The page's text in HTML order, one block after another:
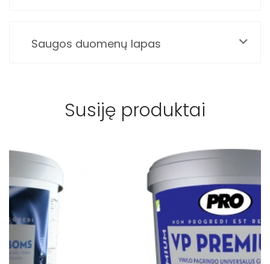
Saugos duomenų lapas
Susiję produktai